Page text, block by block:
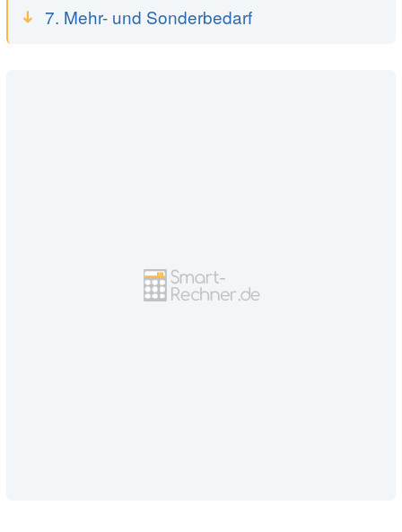
7. Mehr- und Sonderbedarf